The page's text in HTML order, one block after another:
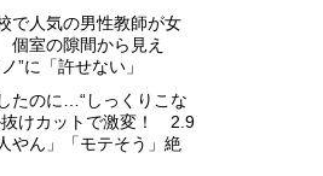
で人気の男性教師が女
室の隙間から見え
”に「許せない」
たのに…“しっくりこな
けカットで激変！ 2.9
やん」「モテそう」絶